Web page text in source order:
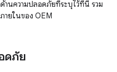
นความปลอดภัยที่ระบุไว้ที่นี่ รวม
ายในของ OEM
ดภัย